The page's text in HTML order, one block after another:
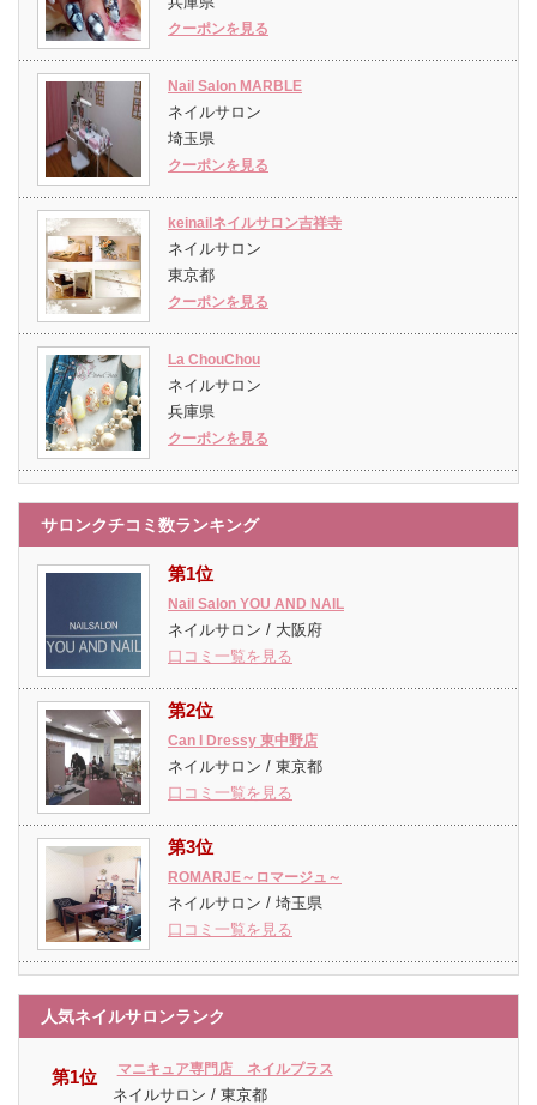
クーポンを見る
Nail Salon MARBLE
ネイルサロン
埼玉県
クーポンを見る
keinailネイルサロン吉祥寺
ネイルサロン
東京都
クーポンを見る
La ChouChou
ネイルサロン
兵庫県
クーポンを見る
サロンクチコミ数ランキング
第1位
Nail Salon YOU AND NAIL
ネイルサロン / 大阪府
口コミ一覧を見る
第2位
Can I Dressy 東中野店
ネイルサロン / 東京都
口コミ一覧を見る
第3位
ROMARJE～ロマージュ～
ネイルサロン / 埼玉県
口コミ一覧を見る
人気ネイルサロンランク
第1位 マニキュア専門店 ネイルプラス
ネイルサロン / 東京都